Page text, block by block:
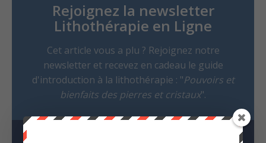
Rejoignez la newsletter
Lithothérapie en Ligne
Cet article vous a plu ? Rejoignez notre
newsletter et recevez en cadeau le guide
d'introduction à la lithothérapie : "Pouvoirs et
bienfaits des pierres et cristaux".